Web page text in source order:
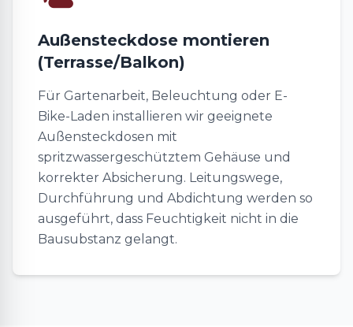
Außensteckdose montieren
(Terrasse/Balkon)
Für Gartenarbeit, Beleuchtung oder E-
Bike-Laden installieren wir geeignete
Außensteckdosen mit
spritzwassergeschütztem Gehäuse und
korrekter Absicherung. Leitungswege,
Durchführung und Abdichtung werden so
ausgeführt, dass Feuchtigkeit nicht in die
Bausubstanz gelangt.